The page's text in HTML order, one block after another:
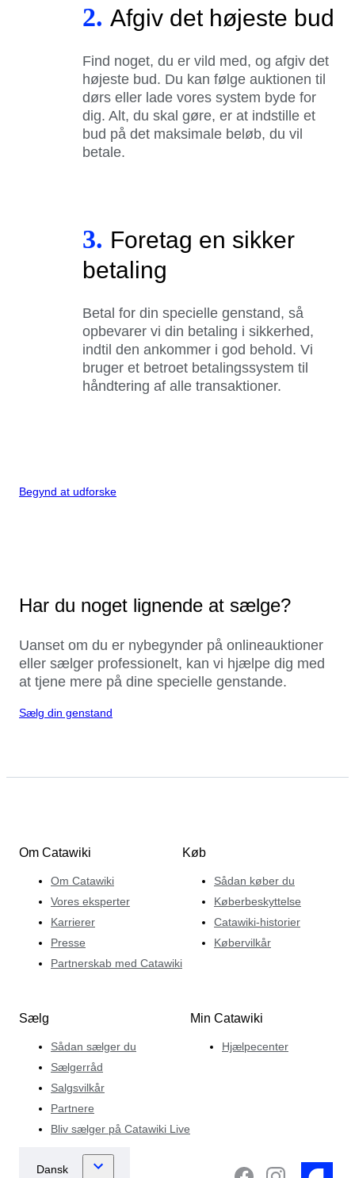
2. Afgiv det højeste bud
Find noget, du er vild med, og afgiv det
højeste bud. Du kan følge auktionen til
dørs eller lade vores system byde for
dig. Alt, du skal gøre, er at indstille et
bud på det maksimale beløb, du vil
betale.
3. Foretag en sikker
betaling
Betal for din specielle genstand, så
opbevarer vi din betaling i sikkerhed,
indtil den ankommer i god behold. Vi
bruger et betroet betalingssystem til
håndtering af alle transaktioner.
Begynd at udforske
Har du noget lignende at sælge?
Uanset om du er nybegynder på onlineauktioner
eller sælger professionelt, kan vi hjælpe dig med
at tjene mere på dine specielle genstande.
Sælg din genstand
Om Catawiki
Om Catawiki
Vores eksperter
Karrierer
Presse
Partnerskab med Catawiki
Køb
Sådan køber du
Køberbeskyttelse
Catawiki-historier
Købervilkår
Sælg
Sådan sælger du
Sælgerråd
Salgsvilkår
Partnere
Bliv sælger på Catawiki Live
Min Catawiki
Hjælpecenter